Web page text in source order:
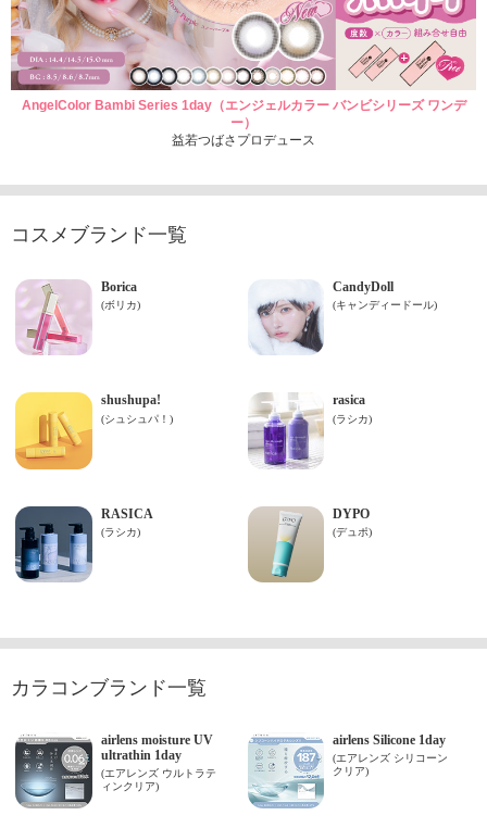
AngelColor Bambi Series 1day（エンジェルカラー バンビシリーズ ワンデ
ー）
益若つばさプロデュース
コスメブランド一覧
カラコンブランド一覧